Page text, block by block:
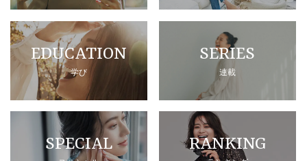
EDUCATION
学び
SERIES
連載
SPECIAL RANKING